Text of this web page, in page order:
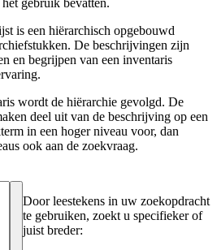
gebruik bevatten.
is een hiërarchisch opgebouwd
De beschrijvingen zijn
en begrijpen van een inventaris
wordt de hiërarchie gevolgd. De
deel uit van de beschrijving op een
in een hoger niveau voor, dan
ook aan de zoekvraag.
Door leestekens in uw zoekopdracht
te gebruiken, zoekt u specifieker of
juist breder: